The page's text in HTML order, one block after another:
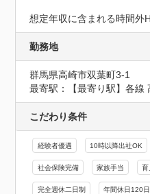
想定年収に含まれる時間外
勤務地
群馬県高崎市双葉町3-1
最寄駅：【最寄り駅】各線
こだわり条件
経験者優遇 10時以降出社OK
社会保険完備 家族手当 育
完全週休二日制 年間休日120